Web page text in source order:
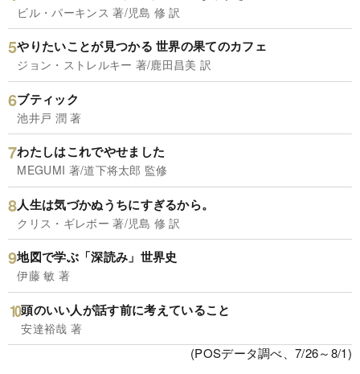
ビル・パーキンス 著/児島 修 訳
やりたいことが見つかる 世界の果てのカフェ
ジョン・ストレルキー 著/鹿田昌美 訳
ブティック
池井戸 潤 著
わたしはこれでやせました
MEGUMI 著/道下将太郎 監修
人生は気づかぬうちにすぎるから。
クリス・ギレボー 著/児島 修 訳
地図で学ぶ「深読み」世界史
伊藤 敏 著
頭のいい人が話す前に考えていること
安達裕哉 著
(POSデータ調べ、7/26～8/1)